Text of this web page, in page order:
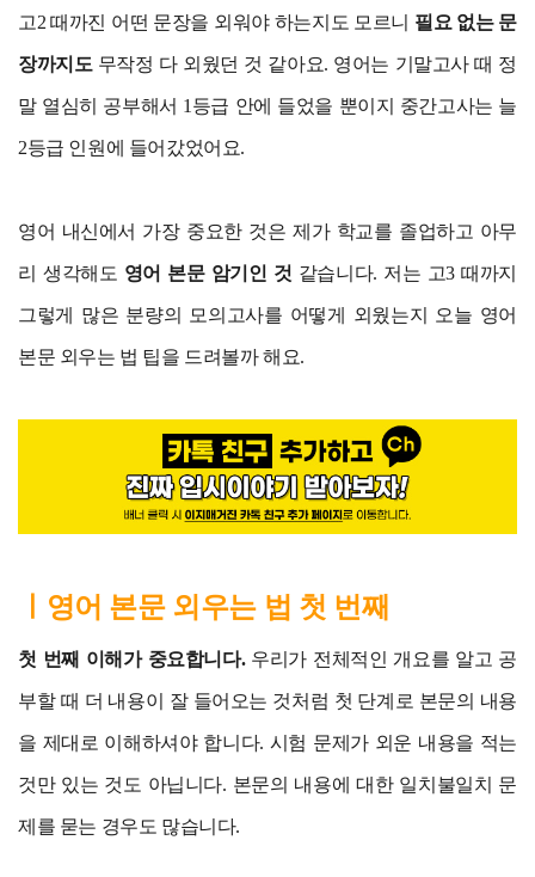
고2 때까진 어떤 문장을 외워야 하는지도 모르니 필요 없는 문
장까지도 무작정 다 외웠던 것 같아요. 영어는 기말고사 때 정
말 열심히 공부해서 1등급 안에 들었을 뿐이지 중간고사는 늘
2등급 인원에 들어갔었어요.
영어 내신에서 가장 중요한 것은 제가 학교를 졸업하고 아무
리 생각해도 영어 본문 암기인 것 같습니다. 저는 고3 때까지
그렇게 많은 분량의 모의고사를 어떻게 외웠는지 오늘 영어
본문 외우는 법 팁을 드려볼까 해요.
ㅣ영어 본문 외우는 법 첫 번째
첫 번째 이해가 중요합니다.우리가 전체적인 개요를 알고 공
부할 때 더 내용이 잘 들어오는 것처럼 첫 단계로 본문의 내용
을 제대로 이해하셔야 합니다. 시험 문제가 외운 내용을 적는
것만 있는 것도 아닙니다. 본문의 내용에 대한 일치불일치 문
제를 묻는 경우도 많습니다.